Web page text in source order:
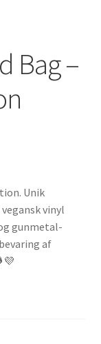
Bag –
Unik
vinyl
gunmetal-
af